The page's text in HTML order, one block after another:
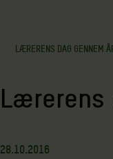
LÆRERENS DAG GENNEM
Lærerens
28.10.2016